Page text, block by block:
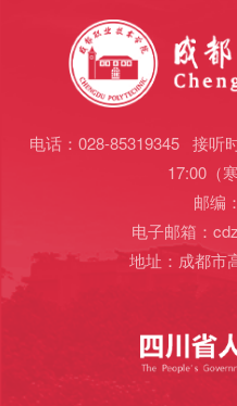
电话：028-85319345 接听
17:00（
邮编
电子邮箱：
地址：成都市